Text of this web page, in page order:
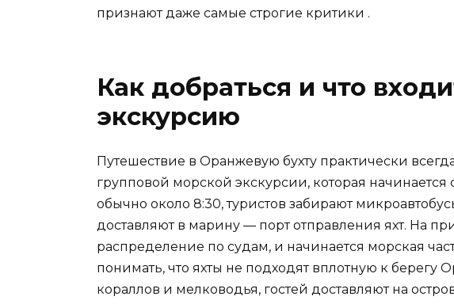
признают даже самые строгие критики .
Как добраться и что
экскурсию
Путешествие в Оранжевую бухту практически
групповой морской экскурсии, которая начинается
обычно около 8:30, туристов забирают
доставляют в марину — порт отправления яхт. На
распределение по судам, и начинается морская
понимать, что яхты не подходят вплотную к берегу
кораллов и мелководья, гостей доставляют на